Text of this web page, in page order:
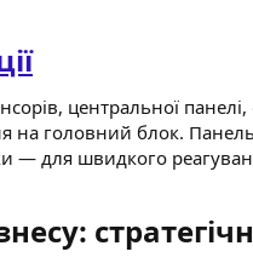
центральної
головний блок. Панель
— для швидкого